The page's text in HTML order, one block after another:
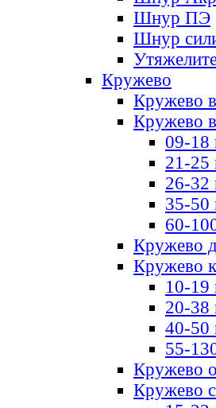
Шнур ПЭ
Шнур
Кружево
Кружево
Кружево
09-18
21-25
26-32
35-50
60-
Кружево
Кружево
10-19
20-38
40-50
55-
Кружево
Кружево